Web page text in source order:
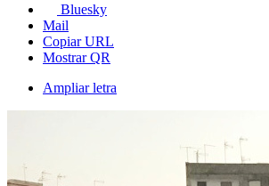
Bluesky
Mail
Copiar URL
Mostrar QR
Ampliar letra